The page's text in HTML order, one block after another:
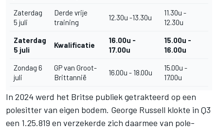
Zaterdag
5 juli
Derde vrije
training
12.30u -13.30u
11.30u -
12.30u
Zaterdag
5 juli
Kwalificatie
16.00u -
17.00u
15.00u -
16.00u
Zondag 6
juli
GP van Groot-
Brittannië
16.00u - 18.00u
15.00u -
17.00u
In 2024 werd het Britse publiek getrakteerd op een
polesitter van eigen bodem. George Russell klokte in Q3
een 1.25.819 en verzekerde zich daarmee van pole-